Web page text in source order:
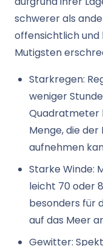
schwerer als
offensichtlich und
Mutigsten
Starkregen:
weniger
Quadratmeter
Menge, die
aufnehmen
Starke Winde:
leicht 70 oder
besonders für
auf das Meer
Gewitter: